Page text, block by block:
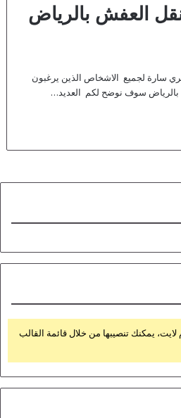
العفش بالرياض
سارة لجميع الاشخاص الذين يرغبون
بالرياض سوف نوضح لكم العديد…
يمكنك تنصيبها من خلال قائمة القالب